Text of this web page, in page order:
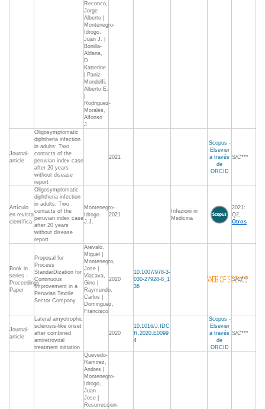
Reconco,
Jorge
Alberto |
Montenegro-
Idrogo,
Juan J. |
Bonilla-
Aldana,
D.
Katterine
| Paniz-
Mondolfi,
Alberto E.
Rodriguez-
Morales,
Alfonso
J.
Journal-
article
Oligosymptomatic
diphtheria infection
in adults: Two
contacts of the
peruvian index case
after 20 years
without disease
report
2021
Scopus -
Elsevier
a través
de
ORCID
S/C***
Artículo
en revista
científica
Oligosymptomatic
diphtheria infection
in adults: Two
contacts of the
peruvian index case
after 20 years
without disease
report
Montenegro-
Idrogo
J.J.
2021
Infezioni in
Medicina
2021:
Q2,
Otros
Book in
series -
Proceedings
Paper
Proposal for
Process
StandarDization for
Continuous
Improvement in a
Peruvian Textile
Sector Company
Arevalo,
Miguel |
Montenegro,
Jose |
Viacava,
Gino |
Raymundo,
Carlos |
Dominguez,
Francisco
2020
10.1007/978-3-
030-27928-8_1
36
S/C***
Journal-
article
Lateral amyotrophic
sclerosis-like onset
after combined
antiretroviral
treatment initiation
2020
10.1016/J.IDC
R.2020.E0099
4
Scopus -
Elsevier
a través
de
ORCID
S/C***
Quevedo-
Ramirez,
Andres |
Montenegro-
Idrogo,
Juan
Jose |
Resurreccion-